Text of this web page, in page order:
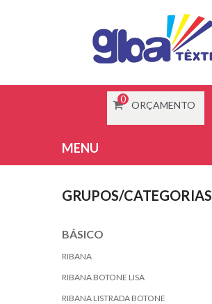
0
ORÇAMENTO
GRUPOS/CATEGORIAS
BÁSICO
RIBANA
RIBANA BOTONE LISA
RIBANA LISTRADA BOTONE